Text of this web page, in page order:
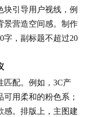
块引导用户视线，例
景营造空间感。制作
字，副标题不超过20
匹配。例如，3C产
可用柔和的粉色系 ；
感。排版上，主图建